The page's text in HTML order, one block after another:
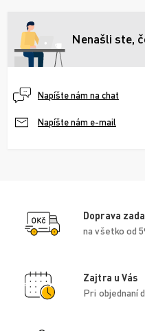
Nenašli ste,
Napíšte nám na chat
Napíšte nám e-mail
Doprava
na všetko od
Zajtra u Vás
Pri objednaní